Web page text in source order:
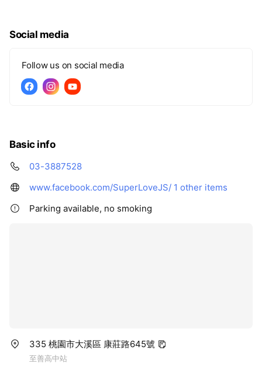
Social media
Follow us on social media
Basic info
03-3887528
www.facebook.com/SuperLoveJS/ 1 other items
Parking available, no smoking
335 桃園市大溪區 康莊路645號
至善高中站